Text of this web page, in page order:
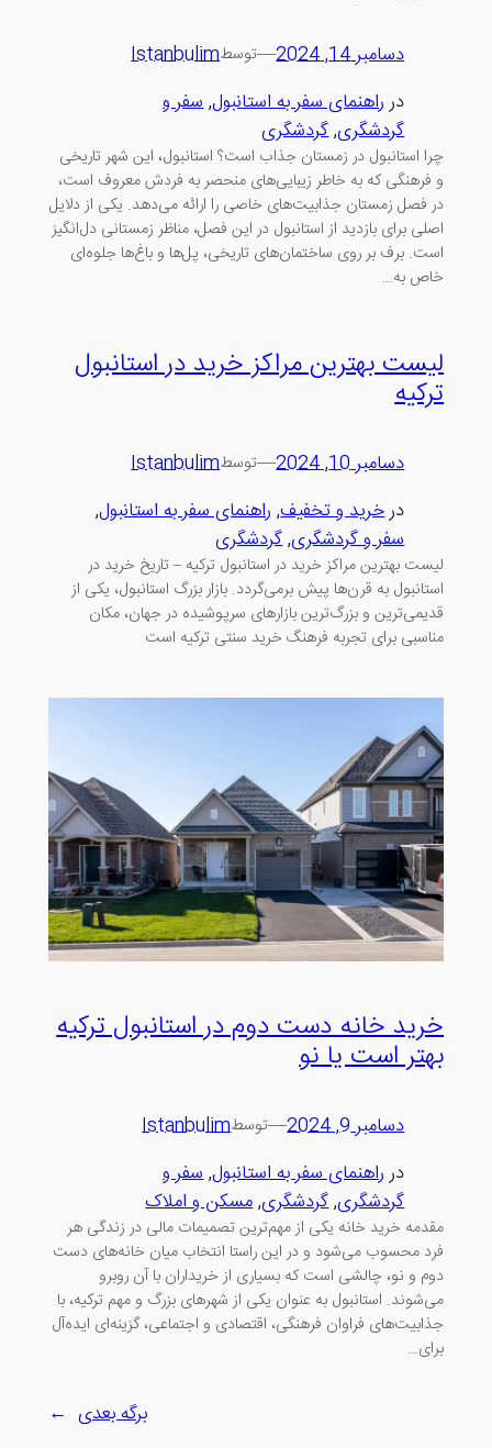
دسامبر 14, 2024 —توسطIstanbulim
در راهنمای سفر به استانبول, سفر و
گردشگری, گردشگری
چرا استانبول در زمستان جذاب است؟ استانبول، این شهر تاریخی
و فرهنگی که به خاطر زیبایی‌های منحصر به فردش معروف است،
در فصل زمستان جذابیت‌های خاصی را ارائه می‌دهد. یکی از دلایل
اصلی برای بازدید از استانبول در این فصل، مناظر زمستانی دل‌انگیز
است. برف بر روی ساختمان‌های تاریخی، پل‌ها و باغ‌ها جلوه‌ای
خاص به…
لیست بهترین مراکز خرید در استانبول
ترکیه
دسامبر 10, 2024 —توسطIstanbulim
درخرید و تخفیف, راهنمای سفر به استانبول,
سفر و گردشگری, گردشگری
لیست بهترین مراکز خرید در استانبول ترکیه – تاریخ خرید در
استانبول به قرن‌ها پیش برمی‌گردد. بازار بزرگ استانبول، یکی از
قدیمی‌ترین و بزرگ‌ترین بازارهای سرپوشیده در جهان، مکان
مناسبی برای تجربه فرهنگ خرید سنتی ترکیه است
خرید خانه دست دوم در استانبول ترکیه
بهتر است یا نو
دسامبر 9, 2024 —توسطIstanbulim
در راهنمای سفر به استانبول, سفر و
گردشگری, گردشگری, مسکن و املاک
مقدمه خرید خانه یکی از مهم‌ترین تصمیمات مالی در زندگی هر
فرد محسوب می‌شود و در این راستا انتخاب میان خانه‌های دست
دوم و نو، چالشی است که بسیاری از خریداران با آن روبرو
می‌شوند. استانبول به عنوان یکی از شهرهای بزرگ و مهم ترکیه، با
جذابیت‌های فراوان فرهنگی، اقتصادی و اجتماعی، گزینه‌ای ایده‌آل
برای…
برگه بعدی →